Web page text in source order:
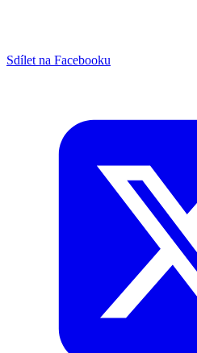
Sdílet na Facebooku